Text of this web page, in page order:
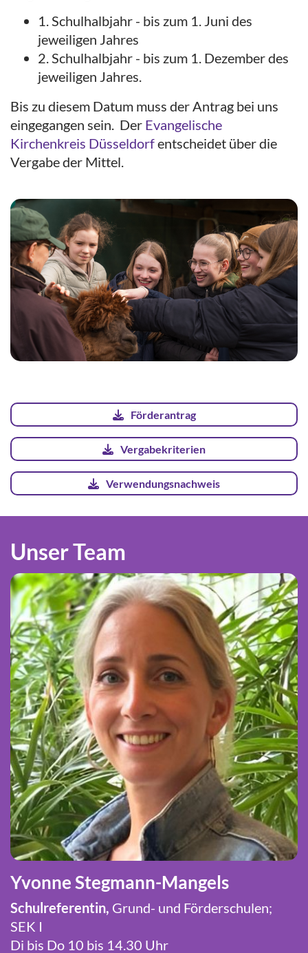
1. Schulhalbjahr - bis zum 1. Juni des
jeweiligen Jahres
2. Schulhalbjahr - bis zum 1. Dezember des
jeweiligen Jahres.
Bis zu diesem Datum muss der Antrag bei uns
eingegangen sein. Der Evangelische
Kirchenkreis Düsseldorfentscheidet über die
Vergabe der Mittel.
Förderantrag
Vergabekriterien
Verwendungsnachweis
Unser Team
Yvonne Stegmann-Mangels
Schulreferentin, Grund- und Förderschulen;
SEK I
Di bis Do 10 bis 14.30 Uhr